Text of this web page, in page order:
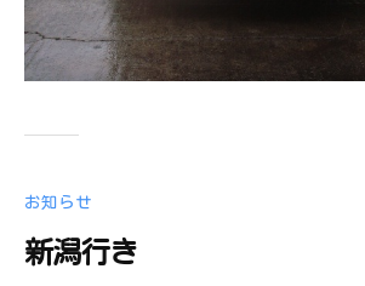
お知らせ
新潟行き